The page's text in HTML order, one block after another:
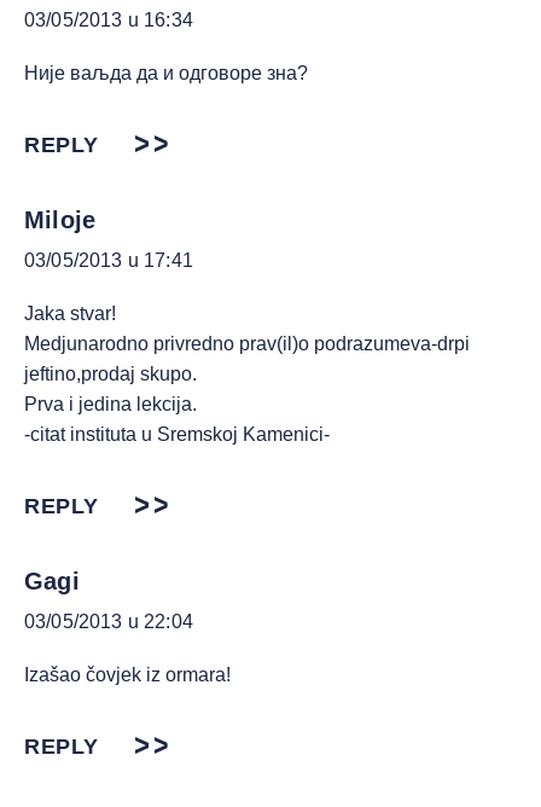
03/05/2013 u 16:34
Није ваљда да и одговоре зна?
REPLY
Miloje
03/05/2013 u 17:41
Jaka stvar!
Medjunarodno privredno prav(il)o podrazumeva-drpi
jeftino,prodaj skupo.
Prva i jedina lekcija.
-citat instituta u Sremskoj Kamenici-
REPLY
Gagi
03/05/2013 u 22:04
Izašao čovjek iz ormara!
REPLY